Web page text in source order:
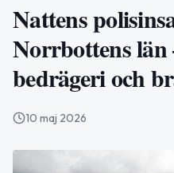
Nattens
Norrbottens län
bedrägeri och
10 maj 2026